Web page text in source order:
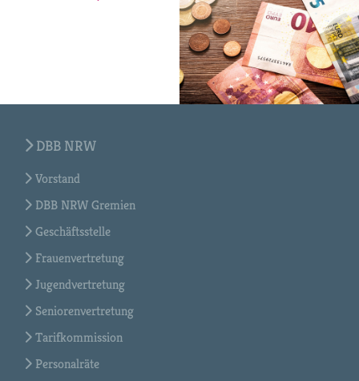
DBB NRW
Vorstand
DBB NRW Gremien
Geschäftsstelle
Frauenvertretung
Jugendvertretung
Seniorenvertretung
Tarifkommission
Personalräte